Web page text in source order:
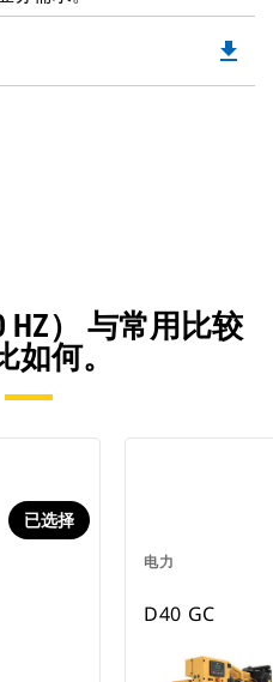
file_download
HZ） 与常用比较
如何。
已选择
电力
D40 GC